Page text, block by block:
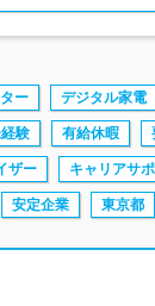
ー デジタル家電
験 有給休暇
ザー キャリアサ
安定企業 東京都